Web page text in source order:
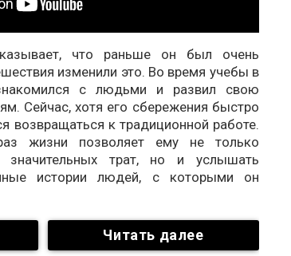
что раньше он был очень
изменили это. Во время учебы в
с людьми и развил свою
Сейчас, хотя его сбережения быстро
возвращаться к традиционной работе.
жизни позволяет ему не только
значительных трат, но и услышать
истории людей, с которыми он
Читать далее